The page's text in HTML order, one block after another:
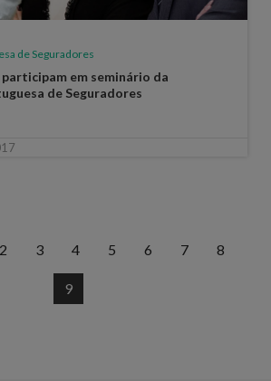
de Seguradores
em seminário da
de Seguradores
2 3 4 5 6 7 8
9